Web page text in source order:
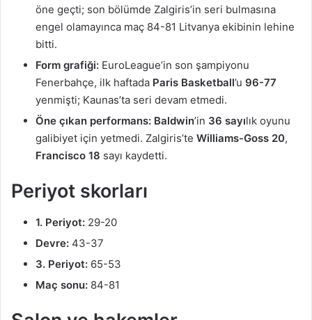
öne geçti; son bölümde Zalgiris’in seri bulmasına
engel olamayınca maç 84-81 Litvanya ekibinin lehine
bitti.
Form grafiği: EuroLeague’in son şampiyonu
Fenerbahçe, ilk haftada Paris Basketball’u 96-77
yenmişti; Kaunas’ta seri devam etmedi.
Öne çıkan performans: Baldwin’in 36 sayılık oyunu
galibiyet için yetmedi. Zalgiris’te Williams-Goss 20,
Francisco 18 sayı kaydetti.
Periyot skorları
1. Periyot: 29-20
Devre: 43-37
3. Periyot: 65-53
Maç sonu: 84-81